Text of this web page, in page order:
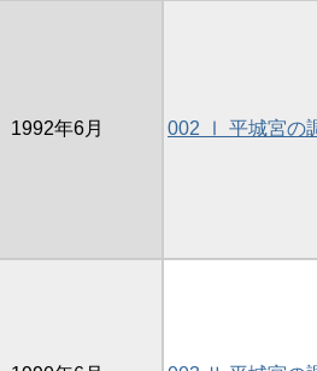
1992年6月 002 Ⅰ 平城宮の